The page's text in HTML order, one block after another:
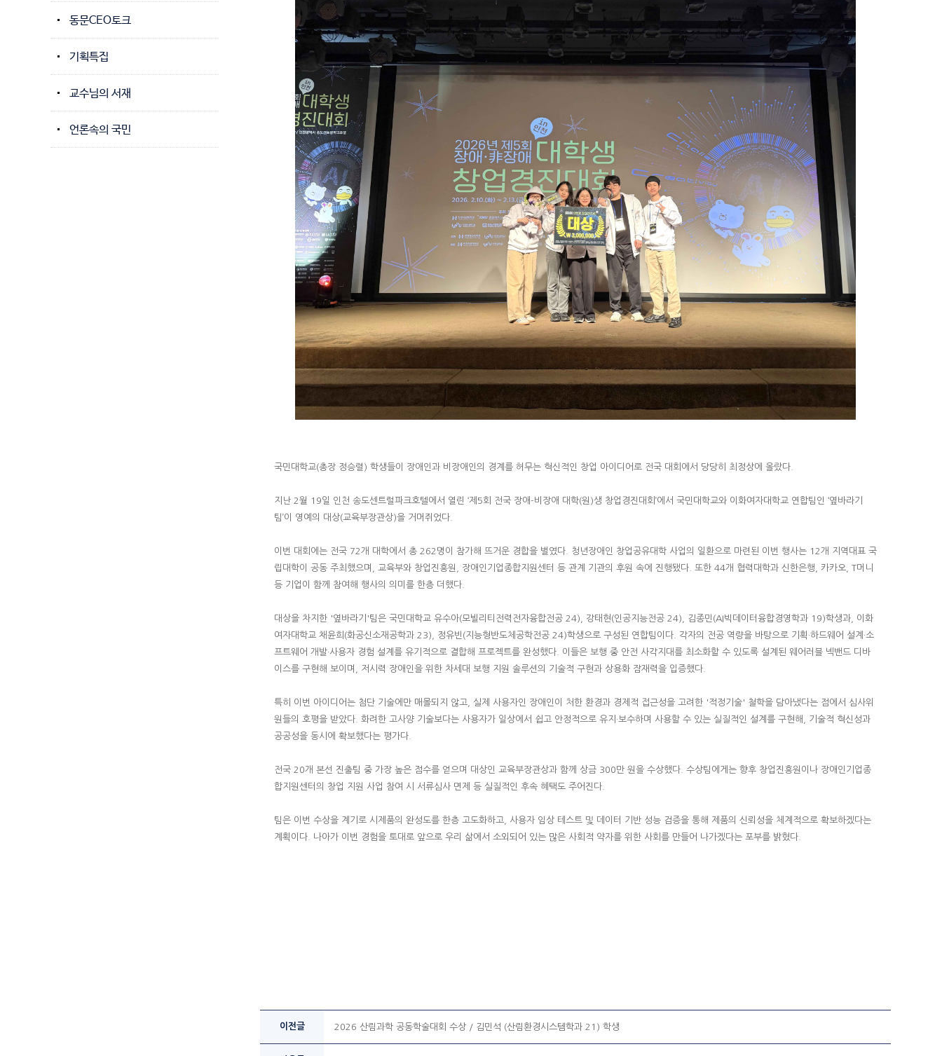
동문CEO토크
기획특집
교수님의 서재
언론속의 국민
국민대학교(총장 정승렬) 학생들이 장애인과 비장애인의 경계를 허무는 혁신적인 창업 아이디어로 전국 대회에서 당당히 최정상에 올랐다.
지난 2월 19일 인천 송도센트럴파크호텔에서 열린 ‘제5회 전국 장애-비장애 대학(원)생 창업경진대회’에서 국민대학교와 이화여자대학교 연합팀인 ‘옆바라기
팀’이 영예의 대상(교육부장관상)을 거머쥐었다.
이번 대회에는 전국 72개 대학에서 총 262명이 참가해 뜨거운 경합을 벌였다. 청년장애인 창업공유대학 사업의 일환으로 마련된 이번 행사는 12개 지역대표 국
립대학이 공동 주최했으며, 교육부와 창업진흥원, 장애인기업종합지원센터 등 관계 기관의 후원 속에 진행됐다. 또한 44개 협력대학과 신한은행, 카카오, T머니
등 기업이 함께 참여해 행사의 의미를 한층 더했다.
대상을 차지한 '옆바라기'팀은 국민대학교 유수아(모빌리티전력전자융합전공 24), 강태현(인공지능전공 24), 김종민(AI빅데이터융합경영학과 19)학생과, 이화
여자대학교 채윤희(화공신소재공학과 23), 정유빈(지능형반도체공학전공 24)학생으로 구성된 연합팀이다. 각자의 전공 역량을 바탕으로 기획·하드웨어 설계·소
프트웨어 개발·사용자 경험 설계를 유기적으로 결합해 프로젝트를 완성했다. 이들은 보행 중 안전 사각지대를 최소화할 수 있도록 설계된 웨어러블 넥밴드 디바
이스를 구현해 보이며, 저시력 장애인을 위한 차세대 보행 지원 솔루션의 기술적 구현과 상용화 잠재력을 입증했다.
특히 이번 아이디어는 첨단 기술에만 매몰되지 않고, 실제 사용자인 장애인이 처한 환경과 경제적 접근성을 고려한 '적정기술' 철학을 담아냈다는 점에서 심사위
원들의 호평을 받았다. 화려한 고사양 기술보다는 사용자가 일상에서 쉽고 안정적으로 유지·보수하며 사용할 수 있는 실질적인 설계를 구현해, 기술적 혁신성과
공공성을 동시에 확보했다는 평가다.
전국 20개 본선 진출팀 중 가장 높은 점수를 얻으며 대상인 교육부장관상과 함께 상금 300만 원을 수상했다. 수상팀에게는 향후 창업진흥원이나 장애인기업종
합지원센터의 창업 지원 사업 참여 시 서류심사 면제 등 실질적인 후속 혜택도 주어진다.
팀은 이번 수상을 계기로 시제품의 완성도를 한층 고도화하고, 사용자 임상 테스트 및 데이터 기반 성능 검증을 통해 제품의 신뢰성을 체계적으로 확보하겠다는
계획이다. 나아가 이번 경험을 토대로 앞으로 우리 삶에서 소외되어 있는 많은 사회적 약자를 위한 사회를 만들어 나가겠다는 포부를 밝혔다.
이전글 2026 산림과학 공동학술대회 수상 / 김민석 (산림환경시스템학과 21) 학생